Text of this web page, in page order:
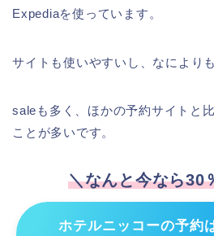
Expediaを使っています。
サイトも使いやすいし、なにより
saleも多く、ほかの予約サイトと
ことが多いです。
＼なんと今なら30
ホテルニッコーの予約